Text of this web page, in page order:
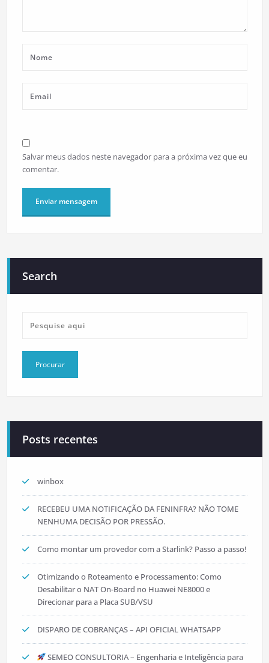
Salvar meus dados neste navegador para a próxima vez que eu
comentar.
Search
Posts recentes
winbox
RECEBEU UMA NOTIFICAÇÃO DA FENINFRA? NÃO TOME
NENHUMA DECISÃO POR PRESSÃO.
Como montar um provedor com a Starlink? Passo a passo!
Otimizando o Roteamento e Processamento: Como
Desabilitar o NAT On-Board no Huawei NE8000 e
Direcionar para a Placa SUB/VSU
DISPARO DE COBRANÇAS – API OFICIAL WHATSAPP
SEMEO CONSULTORIA – Engenharia e Inteligência para